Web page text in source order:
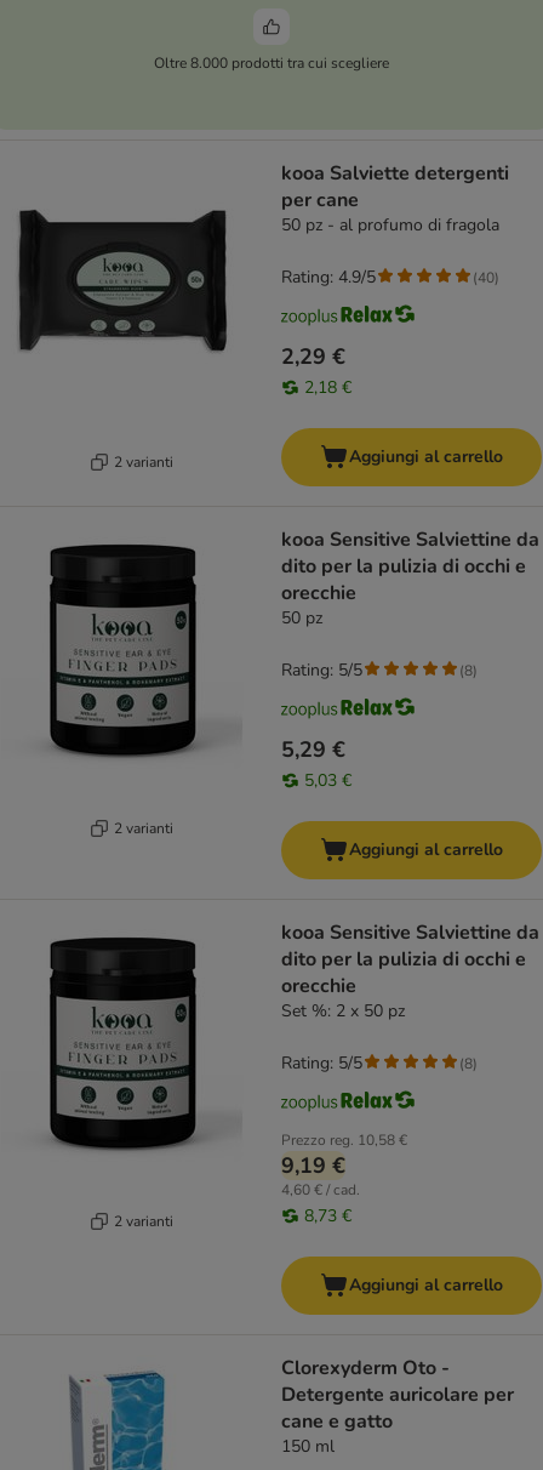
Oltre 8.000 prodotti tra cui scegliere
2 varianti
kooa Salviette detergenti
per cane
50 pz - al profumo di fragola
2,29 €
2,18 €
Rating: 4.9/5 (40)
Aggiungi al carrello
2 varianti
kooa Sensitive Salviettine da
dito per la pulizia di occhi e
orecchie
50 pz
5,29 €
5,03 €
Rating: 5/5 (8)
Aggiungi al carrello
2 varianti
kooa Sensitive Salviettine da
dito per la pulizia di occhi e
orecchie
Set %: 2 x 50 pz
Prezzo reg. 10,58 €
9,19 €
4,60 € / cad.
8,73 €
Rating: 5/5 (8)
Aggiungi al carrello
Clorexyderm Oto -
Detergente auricolare per
cane e gatto
150 ml